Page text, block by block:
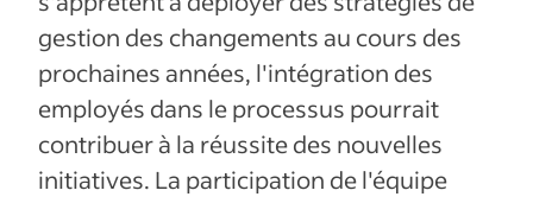
gestion des changements au cours des
prochaines années, l'intégration des
employés dans le processus pourrait
contribuer à la réussite des nouvelles
initiatives. La participation de l'équipe